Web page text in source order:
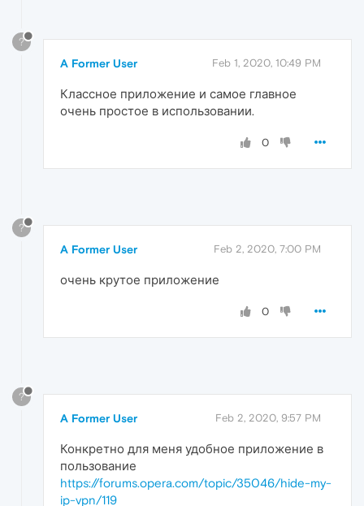
?
A Former User Feb 1, 2020, 10:49 PM
Классное приложение и самое главное
очень простое в использовании.
0
?
A Former User Feb 2, 2020, 7:00 PM
очень крутое приложение
0
?
A Former User Feb 2, 2020, 9:57 PM
Конкретно для меня удобное приложение в
пользование
https://forums.opera.com/topic/35046/hide-my-
ip-vpn/119